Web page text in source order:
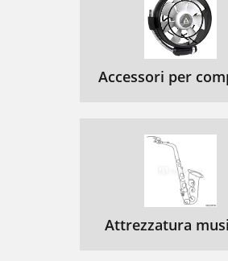
Accessori per
Attrezzatura